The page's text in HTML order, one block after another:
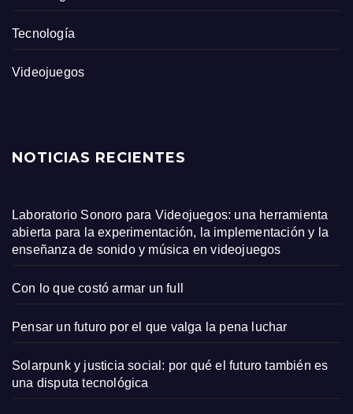
Tecnología
Videojuegos
NOTICIAS RECIENTES
Laboratorio Sonoro para Videojuegos: una herramienta
abierta para la experimentación, la implementación y la
enseñanza de sonido y música en videojuegos
Con lo que costó armar un full
Pensar un futuro por el que valga la pena luchar
Solarpunk y justicia social: por qué el futuro también es
una disputa tecnológica